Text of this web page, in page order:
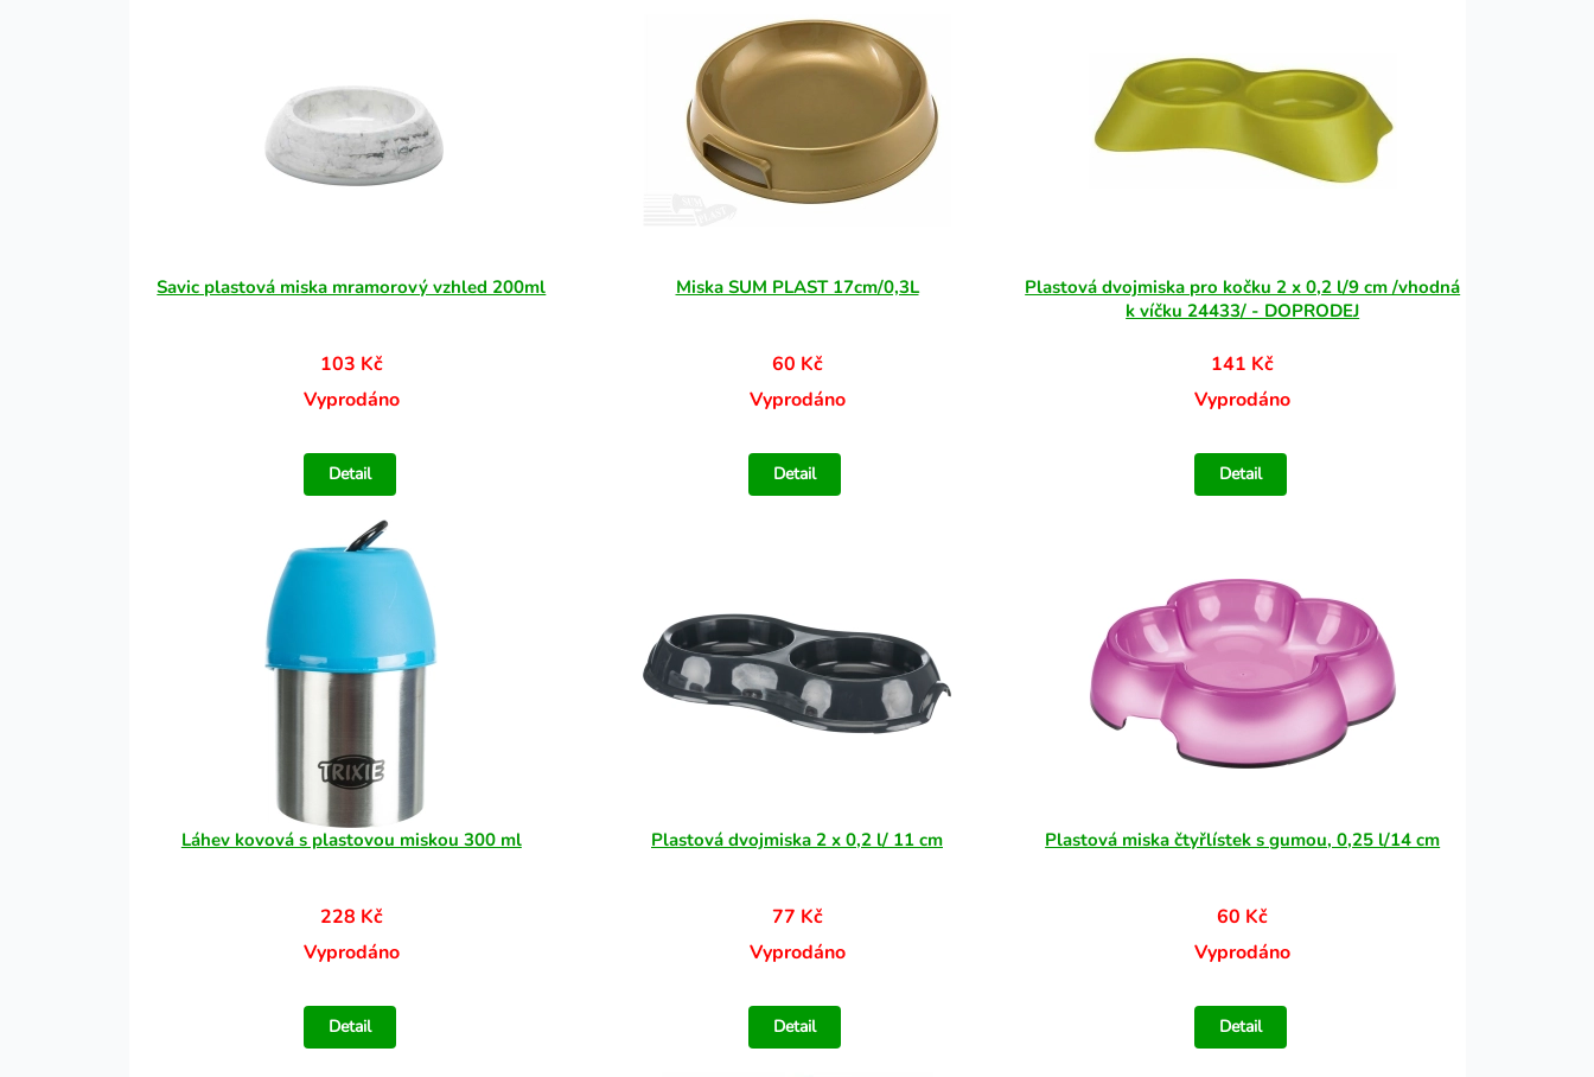
Savic plastová miska mramorový vzhled 200ml
103 Kč
Vyprodáno
Detail
Miska SUM PLAST 17cm/0,3L
60 Kč
Vyprodáno
Detail
Plastová dvojmiska pro kočku 2 x 0,2 l/9 cm /vhodná
k víčku 24433/ - DOPRODEJ
141 Kč
Vyprodáno
Detail
Láhev kovová s plastovou miskou 300 ml
228 Kč
Vyprodáno
Detail
Plastová dvojmiska 2 x 0,2 l/ 11 cm
77 Kč
Vyprodáno
Detail
Plastová miska čtyřlístek s gumou, 0,25 l/14 cm
60 Kč
Vyprodáno
Detail